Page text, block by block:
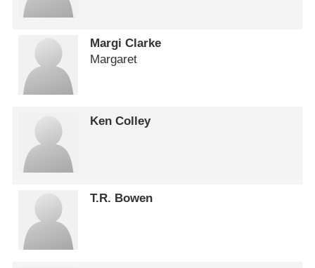
Margi Clarke
Margaret
Ken Colley
T.R. Bowen